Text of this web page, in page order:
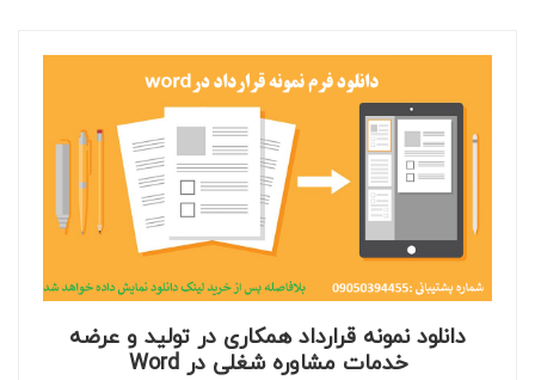
دانلود نمونه قرارداد همکاری در تولید و عرضه
خدمات مشاوره شغلی در Word